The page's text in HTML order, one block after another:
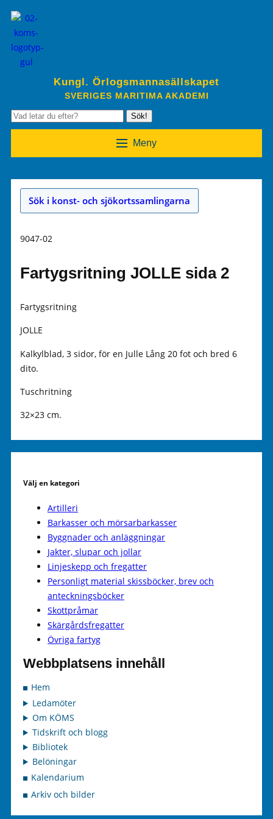
Kungl. Örlogsmannasällskapet
SVERIGES MARITIMA AKADEMI
Sök!
Meny
Sök i konst- och sjökortssamlingarna
9047-02
Fartygsritning JOLLE sida 2
Fartygsritning
JOLLE
Kalkylblad, 3 sidor, för en Julle Lång 20 fot och bred 6
dito.
Tuschritning
32×23 cm.
Välj en kategori
Artilleri
Barkasser och mörsarbarkasser
Byggnader och anläggningar
Jakter, slupar och jollar
Linjeskepp och fregatter
Personligt material skissböcker, brev och
anteckningsböcker
Skottpråmar
Skärgårdsfregatter
Övriga fartyg
Webbplatsens innehåll
Hem
Ledamöter
Om KÖMS
Tidskrift och blogg
Bibliotek
Belöningar
Kalendarium
Arkiv och bilder